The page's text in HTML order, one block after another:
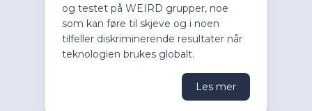
og testet på WEIRD grupper, noe
som kan føre til skjeve og i noen
tilfeller diskriminerende resultater når
teknologien brukes globalt.
Les mer